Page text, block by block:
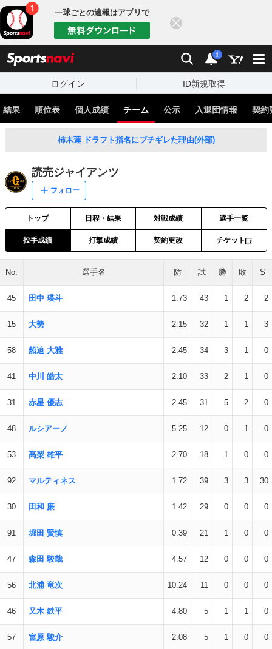
一球ごとの速報はアプリで
検索 通知
i
ログイン ID新規取得
結果 順位表 個人成績 チーム 公示 入退団情報 契約
柿木蓮 ドラフト指名にブチギレた理由(外部)
読売ジャイアンツ
フォロー
トップ 日程・結果 対戦成績 選手一覧
投手成績 打撃成績 契約更改 チケット
No. 選手名 防 試 勝 敗 S
45 田中 瑛斗 1.73 43 1 2 2
15 大勢 2.15 32 1 1 3
58 船迫 大雅 2.45 34 3 1 0
41 中川 皓太 2.10 33 2 1 0
31 赤星 優志 2.45 31 5 2 0
48 ルシアーノ 5.25 12 0 1 0
53 高梨 雄平 2.70 18 1 0 0
92 マルティネス 1.72 39 3 3 30
30 田和 廉 1.42 29 0 0 0
91 堀田 賢慎 0.39 21 1 0 0
47 森田 駿哉 4.57 12 0 0 0
56 北浦 竜次 10.24 11 0 0 0
46 又木 鉄平 4.80 5 1 1 0
57 宮原 駿介 2.08 5 1 0 0